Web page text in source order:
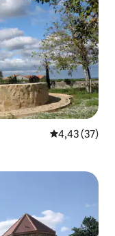
Μέση
4,43 (37)